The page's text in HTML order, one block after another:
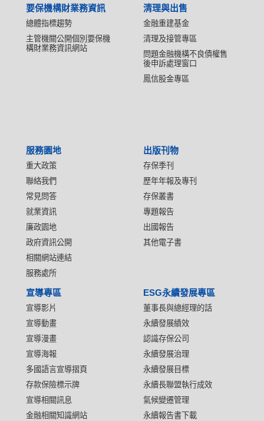
要保機構財業務資訊
總體指標趨勢
主管機關公開個別要保機
構財業務資訊網站
清理與出售
金融重建基金
清理及接管專區
問題金融機構不良債權售
後申訴處理窗口
鳳信股金專區
服務園地
重大政策
聯絡我們
常見問答
就業資訊
廉政園地
政府資訊公開
相關網站連結
服務處所
出版刊物
存保季刊
歷年年報及專刊
存保叢書
專題報告
出國報告
其他電子書
宣導專區
宣導影片
宣導動畫
宣導漫畫
宣導海報
多國語言宣導摺頁
存款保險標示牌
宣導相關訊息
金融相關知識網站
ESG永續發展專區
董事長與總經理的話
永續發展績效
認識存保公司
永續發展治理
永續發展目標
永續長聯盟執行成效
氣候變遷管理
永續報告書下載